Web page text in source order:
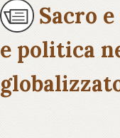
Sacro
e politica